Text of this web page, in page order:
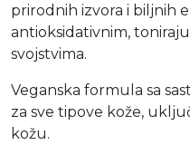
prirodnih izvora i biljnih
antioksidativnim,
svojstvima.
Veganska formula sa
za sve tipove kože,
kožu.